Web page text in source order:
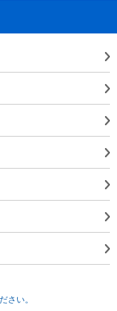
さい。